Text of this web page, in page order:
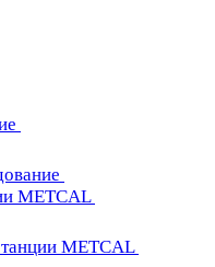
METCAL
METCAL